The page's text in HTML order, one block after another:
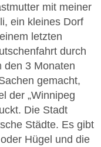
mit meiner
ein kleines Dorf
letzten
durch
den 3 Monaten
gemacht,
der „Winnipeg
Die Stadt
Städte. Es gibt
Hügel und die